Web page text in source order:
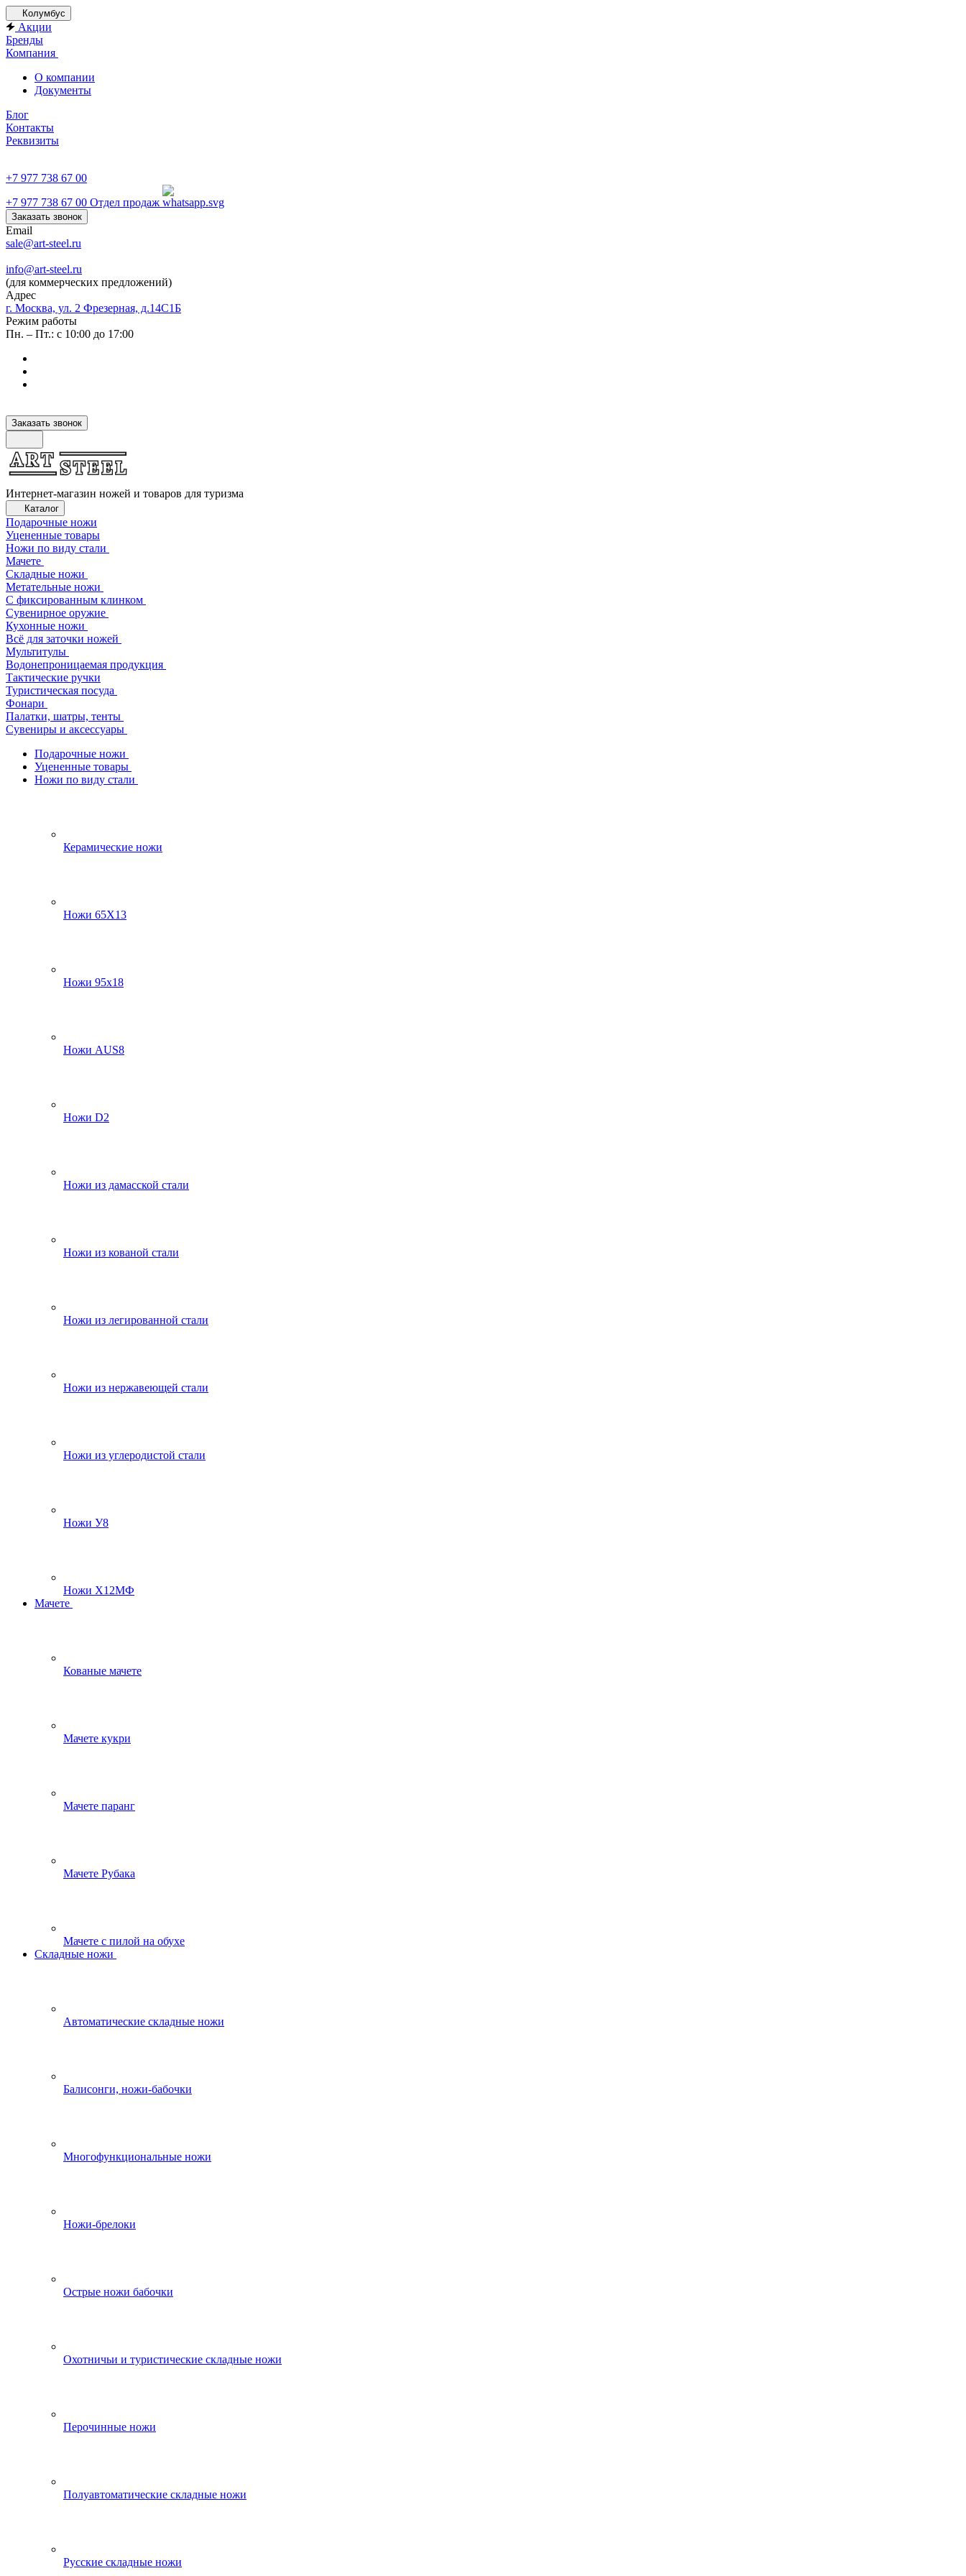
Колумбус
Акции
Бренды
Компания
О компании
Документы
Блог
Контакты
Реквизиты
+7 977 738 67 00
+7 977 738 67 00 Отдел продаж
Заказать звонок
Email
sale@art-steel.ru
info@art-steel.ru
(для коммерческих предложений)
Адрес
г. Москва, ул. 2 Фрезерная, д.14С1Б
Режим работы
Пн. – Пт.: с 10:00 до 17:00
Заказать звонок
Интернет-магазин ножей и товаров для туризма
Каталог
Подарочные ножи
Уцененные товары
Ножи по виду стали
Мачете
Складные ножи
Метательные ножи
С фиксированным клинком
Сувенирное оружие
Кухонные ножи
Всё для заточки ножей
Мультитулы
Водонепроницаемая продукция
Тактические ручки
Туристическая посуда
Фонари
Палатки, шатры, тенты
Сувениры и аксессуары
Подарочные ножи
Уцененные товары
Ножи по виду стали
Керамические ножи
Ножи 65Х13
Ножи 95х18
Ножи AUS8
Ножи D2
Ножи из дамасской стали
Ножи из кованой стали
Ножи из легированной стали
Ножи из нержавеющей стали
Ножи из углеродистой стали
Ножи У8
Ножи Х12МФ
Мачете
Кованые мачете
Мачете кукри
Мачете паранг
Мачете Рубака
Мачете с пилой на обухе
Складные ножи
Автоматические складные ножи
Балисонги, ножи-бабочки
Многофункциональные ножи
Ножи-брелоки
Острые ножи бабочки
Охотничьи и туристические складные ножи
Перочинные ножи
Полуавтоматические складные ножи
Русские складные ножи